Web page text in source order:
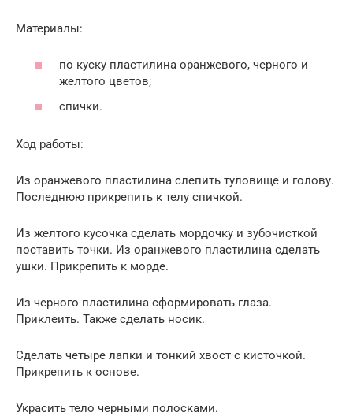
Материалы:
по куску пластилина оранжевого, черного и
желтого цветов;
спички.
Ход работы:
Из оранжевого пластилина слепить туловище и голову.
Последнюю прикрепить к телу спичкой.
Из желтого кусочка сделать мордочку и зубочисткой
поставить точки. Из оранжевого пластилина сделать
ушки. Прикрепить к морде.
Из черного пластилина сформировать глаза.
Приклеить. Также сделать носик.
Сделать четыре лапки и тонкий хвост с кисточкой.
Прикрепить к основе.
Украсить тело черными полосками.